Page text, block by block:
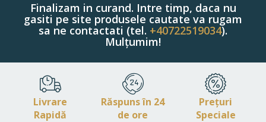
Finalizam in curand. Intre timp, daca nu
gasiti pe site produsele cautate va rugam
sa ne contactati (tel. +40722519034).
Mulțumim!
Livrare
Rapidă
Răspuns în 24
de ore
Prețuri
Speciale